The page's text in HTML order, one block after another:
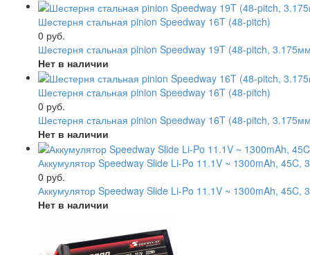
Шестерня стальная pinion Speedway 16T (48-pitch)
0 руб.
Шестерня стальная pinion Speedway 19T (48-pitch,
Нет в наличии
Шестерня стальная pinion Speedway 16T (48-pitch)
0 руб.
Шестерня стальная pinion Speedway 16T (48-pitch,
Нет в наличии
Аккумулятор Speedway Slide Li-Po 11.1V ~ 1300mAh,
0 руб.
Аккумулятор Speedway Slide Li-Po 11.1V ~ 1300mAh,
Нет в наличии